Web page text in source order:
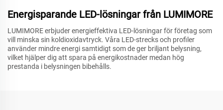
Energisparande LED-lösningar från LUMIMORE
LUMIMORE erbjuder energieffektiva LED-lösningar för företag som
vill minska sin koldioxidavtryck. Våra LED-strecks och profiler
använder mindre energi samtidigt som de ger briljant belysning,
vilket hjälper dig att spara på energikostnader medan hög
prestanda i belysningen bibehålls.